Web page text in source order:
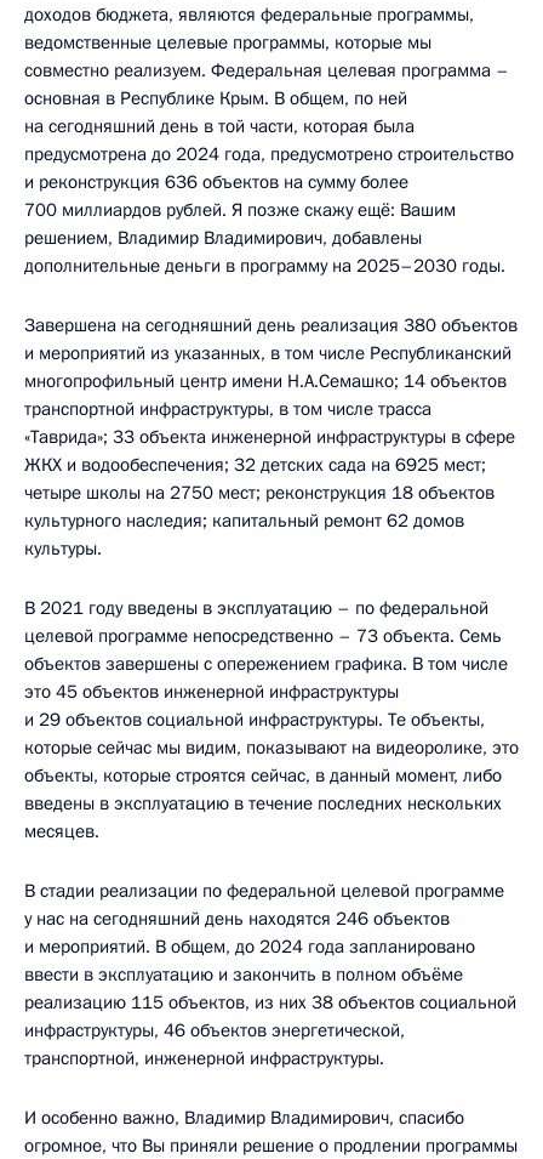
доходов бюджета, являются федеральные программы,
ведомственные целевые программы, которые мы
совместно реализуем. Федеральная целевая программа –
основная в Республике Крым. В общем, по ней
на сегодняшний день в той части, которая была
предусмотрена до 2024 года, предусмотрено строительство
и реконструкция 636 объектов на сумму более
700 миллиардов рублей. Я позже скажу ещё: Вашим
решением, Владимир Владимирович, добавлены
дополнительные деньги в программу на 2025–2030 годы.
Завершена на сегодняшний день реализация 380 объектов
и мероприятий из указанных, в том числе Республиканский
многопрофильный центр имени Н.А.Семашко; 14 объектов
транспортной инфраструктуры, в том числе трасса
«Таврида»; 33 объекта инженерной инфраструктуры в сфере
ЖКХ и водообеспечения; 32 детских сада на 6925 мест;
четыре школы на 2750 мест; реконструкция 18 объектов
культурного наследия; капитальный ремонт 62 домов
культуры.
В 2021 году введены в эксплуатацию – по федеральной
целевой программе непосредственно – 73 объекта. Семь
объектов завершены с опережением графика. В том числе
это 45 объектов инженерной инфраструктуры
и 29 объектов социальной инфраструктуры. Те объекты,
которые сейчас мы видим, показывают на видеоролике, это
объекты, которые строятся сейчас, в данный момент, либо
введены в эксплуатацию в течение последних нескольких
месяцев.
В стадии реализации по федеральной целевой программе
у нас на сегодняшний день находятся 246 объектов
и мероприятий. В общем, до 2024 года запланировано
ввести в эксплуатацию и закончить в полном объёме
реализацию 115 объектов, из них 38 объектов социальной
инфраструктуры, 46 объектов энергетической,
транспортной, инженерной инфраструктуры.
И особенно важно, Владимир Владимирович, спасибо
огромное, что Вы приняли решение о продлении программы